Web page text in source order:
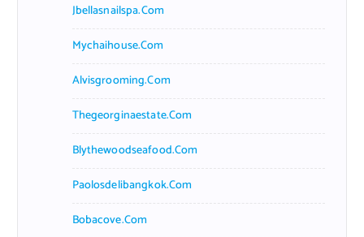
Jbellasnailspa.com
Mychaihouse.com
Alvisgrooming.com
Thegeorginaestate.com
Blythewoodseafood.com
Paolosdelibangkok.com
Bobacove.com